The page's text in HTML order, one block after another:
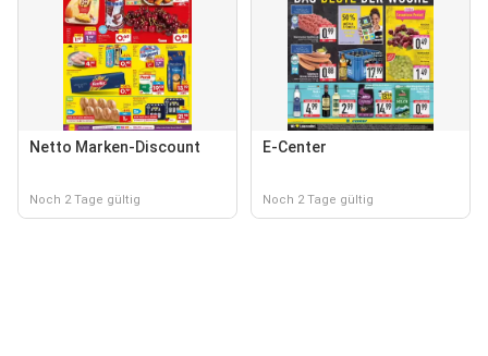
Netto Marken-Discount
Noch 2 Tage gültig
E-Center
Noch 2 Tage gültig